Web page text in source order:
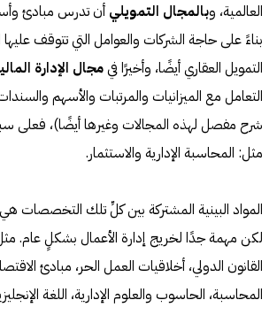
العالمية، وبالمجال التمويلي أن تدرس مبادئ
بناءً على حاجة الشركات والعوامل التي تتوقف عليها
التمويل العقاري أيضًا، وأخيرًا فيمجال الإدارة
التعامل مع الميزانيات والمرتبات والأسهم
شرح مفصل لهذه المجالات وغيرها أيضًا)، فعلى
مثل: المحاسبة الإدارية والاستثمار.
المواد البينية المشتركة بين كلِّ تلك التخصصات
لكن مهمة جدًا لخريج إدارة الأعمال بشكلٍ عام.
القانون الدولي، أخلاقيات العمل الحر، مبادئ
المحاسبة، الحاسوب والعلوم الإدارية، اللغة